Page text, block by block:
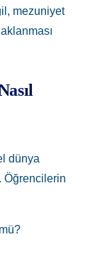
mezuniyet
dünya
Öğrencilerin